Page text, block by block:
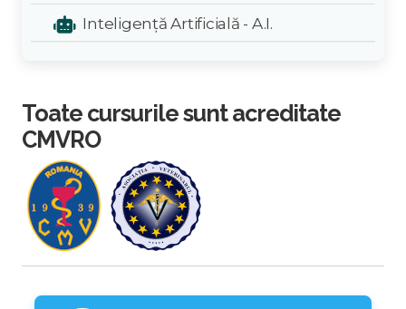
Inteligență Artificială - A.I.
Toate cursurile sunt acreditate
CMVRO